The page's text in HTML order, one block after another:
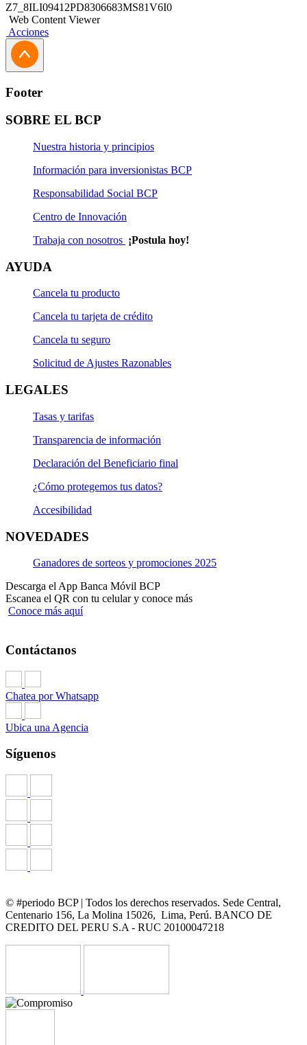
Z7_8ILI09412PD8306683MS81V6I0
Web Content Viewer
Acciones
Footer
SOBRE EL BCP
Nuestra historia y principios
Información para inversionistas BCP
Responsabilidad Social BCP
Centro de Innovación
Trabaja con nosotros ¡Postula hoy!
AYUDA
Cancela tu producto
Cancela tu tarjeta de crédito
Cancela tu seguro
Solicitud de Ajustes Razonables
LEGALES
Tasas y tarifas
Transparencia de información
Declaración del Beneficiario final
¿Cómo protegemos tus datos?
Accesibilidad
NOVEDADES
Ganadores de sorteos y promociones 2025
Descarga el App Banca Móvil BCP
Escanea el QR con tu celular y conoce más
Conoce más aquí
Contáctanos
Chatea por Whatsapp
Ubica una Agencia
Síguenos
© #periodo BCP | Todos los derechos reservados. Sede Central,
Centenario 156, La Molina 15026, Lima, Perú. BANCO DE
CREDITO DEL PERU S.A - RUC 20100047218